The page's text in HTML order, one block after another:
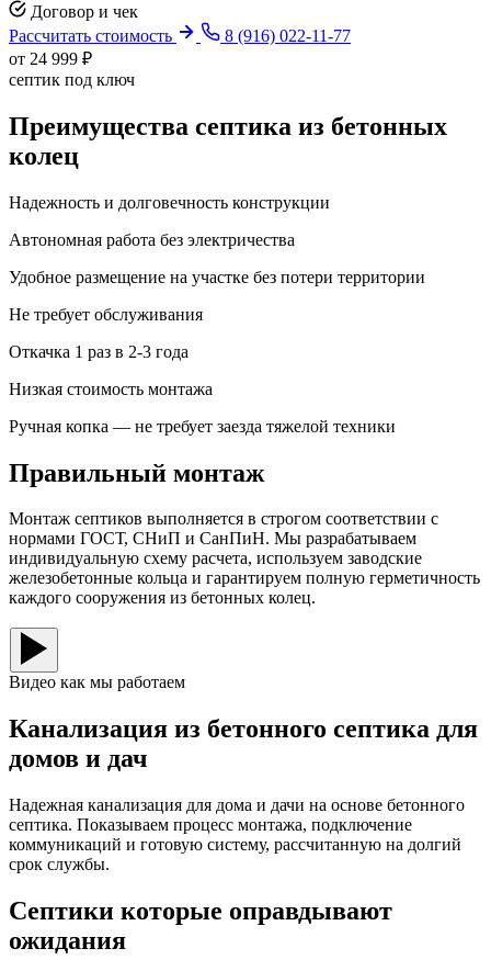
Договор и чек
Рассчитать стоимость
8 (916) 022-11-77
от 24 999 ₽
септик под ключ
Преимущества септика из бетонных
колец
Надежность и долговечность конструкции
Автономная работа без электричества
Удобное размещение на участке без потери территории
Не требует обслуживания
Откачка 1 раз в 2-3 года
Низкая стоимость монтажа
Ручная копка — не требует заезда тяжелой техники
Правильный монтаж
Монтаж септиков выполняется в строгом соответствии с
нормами ГОСТ, СНиП и СанПиН. Мы разрабатываем
индивидуальную схему расчета, используем заводские
железобетонные кольца и гарантируем полную герметичность
каждого сооружения из бетонных колец.
Видео как мы работаем
Канализация из бетонного септика для
домов и дач
Надежная канализация для дома и дачи на основе бетонного
септика. Показываем процесс монтажа, подключение
коммуникаций и готовую систему, рассчитанную на долгий
срок службы.
Септики которые оправдывают
ожидания